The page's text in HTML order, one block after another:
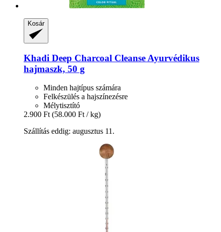
Kosár
Khadi Deep Charcoal Cleanse Ayurvédikus
hajmaszk, 50 g
Minden hajtípus számára
Felkészülés a hajszínezésre
Mélytisztító
2.900 Ft (58.000 Ft / kg)
Szállítás eddig: augusztus 11.